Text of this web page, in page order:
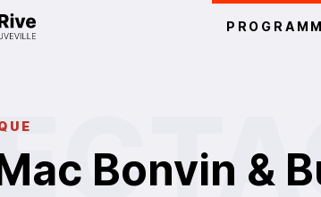
Bonvin &